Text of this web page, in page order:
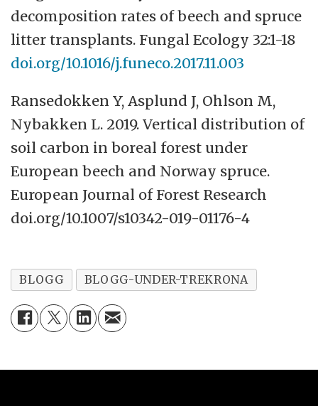
decomposition rates of beech and spruce
litter transplants. Fungal Ecology 32:1-18
doi.org/10.1016/j.funeco.2017.11.003
Ransedokken Y, Asplund J, Ohlson M,
Nybakken L. 2019. Vertical distribution of
soil carbon in boreal forest under
European beech and Norway spruce.
European Journal of Forest Research
doi.org/10.1007/s10342-019-01176-4
BLOGG BLOGG-UNDER-TREKRONA